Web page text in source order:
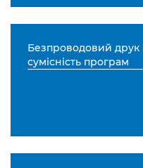
Безпроводовий друк
сумісність програм